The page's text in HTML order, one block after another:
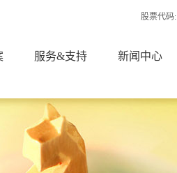
股票代码:
服务&支持 新闻中心